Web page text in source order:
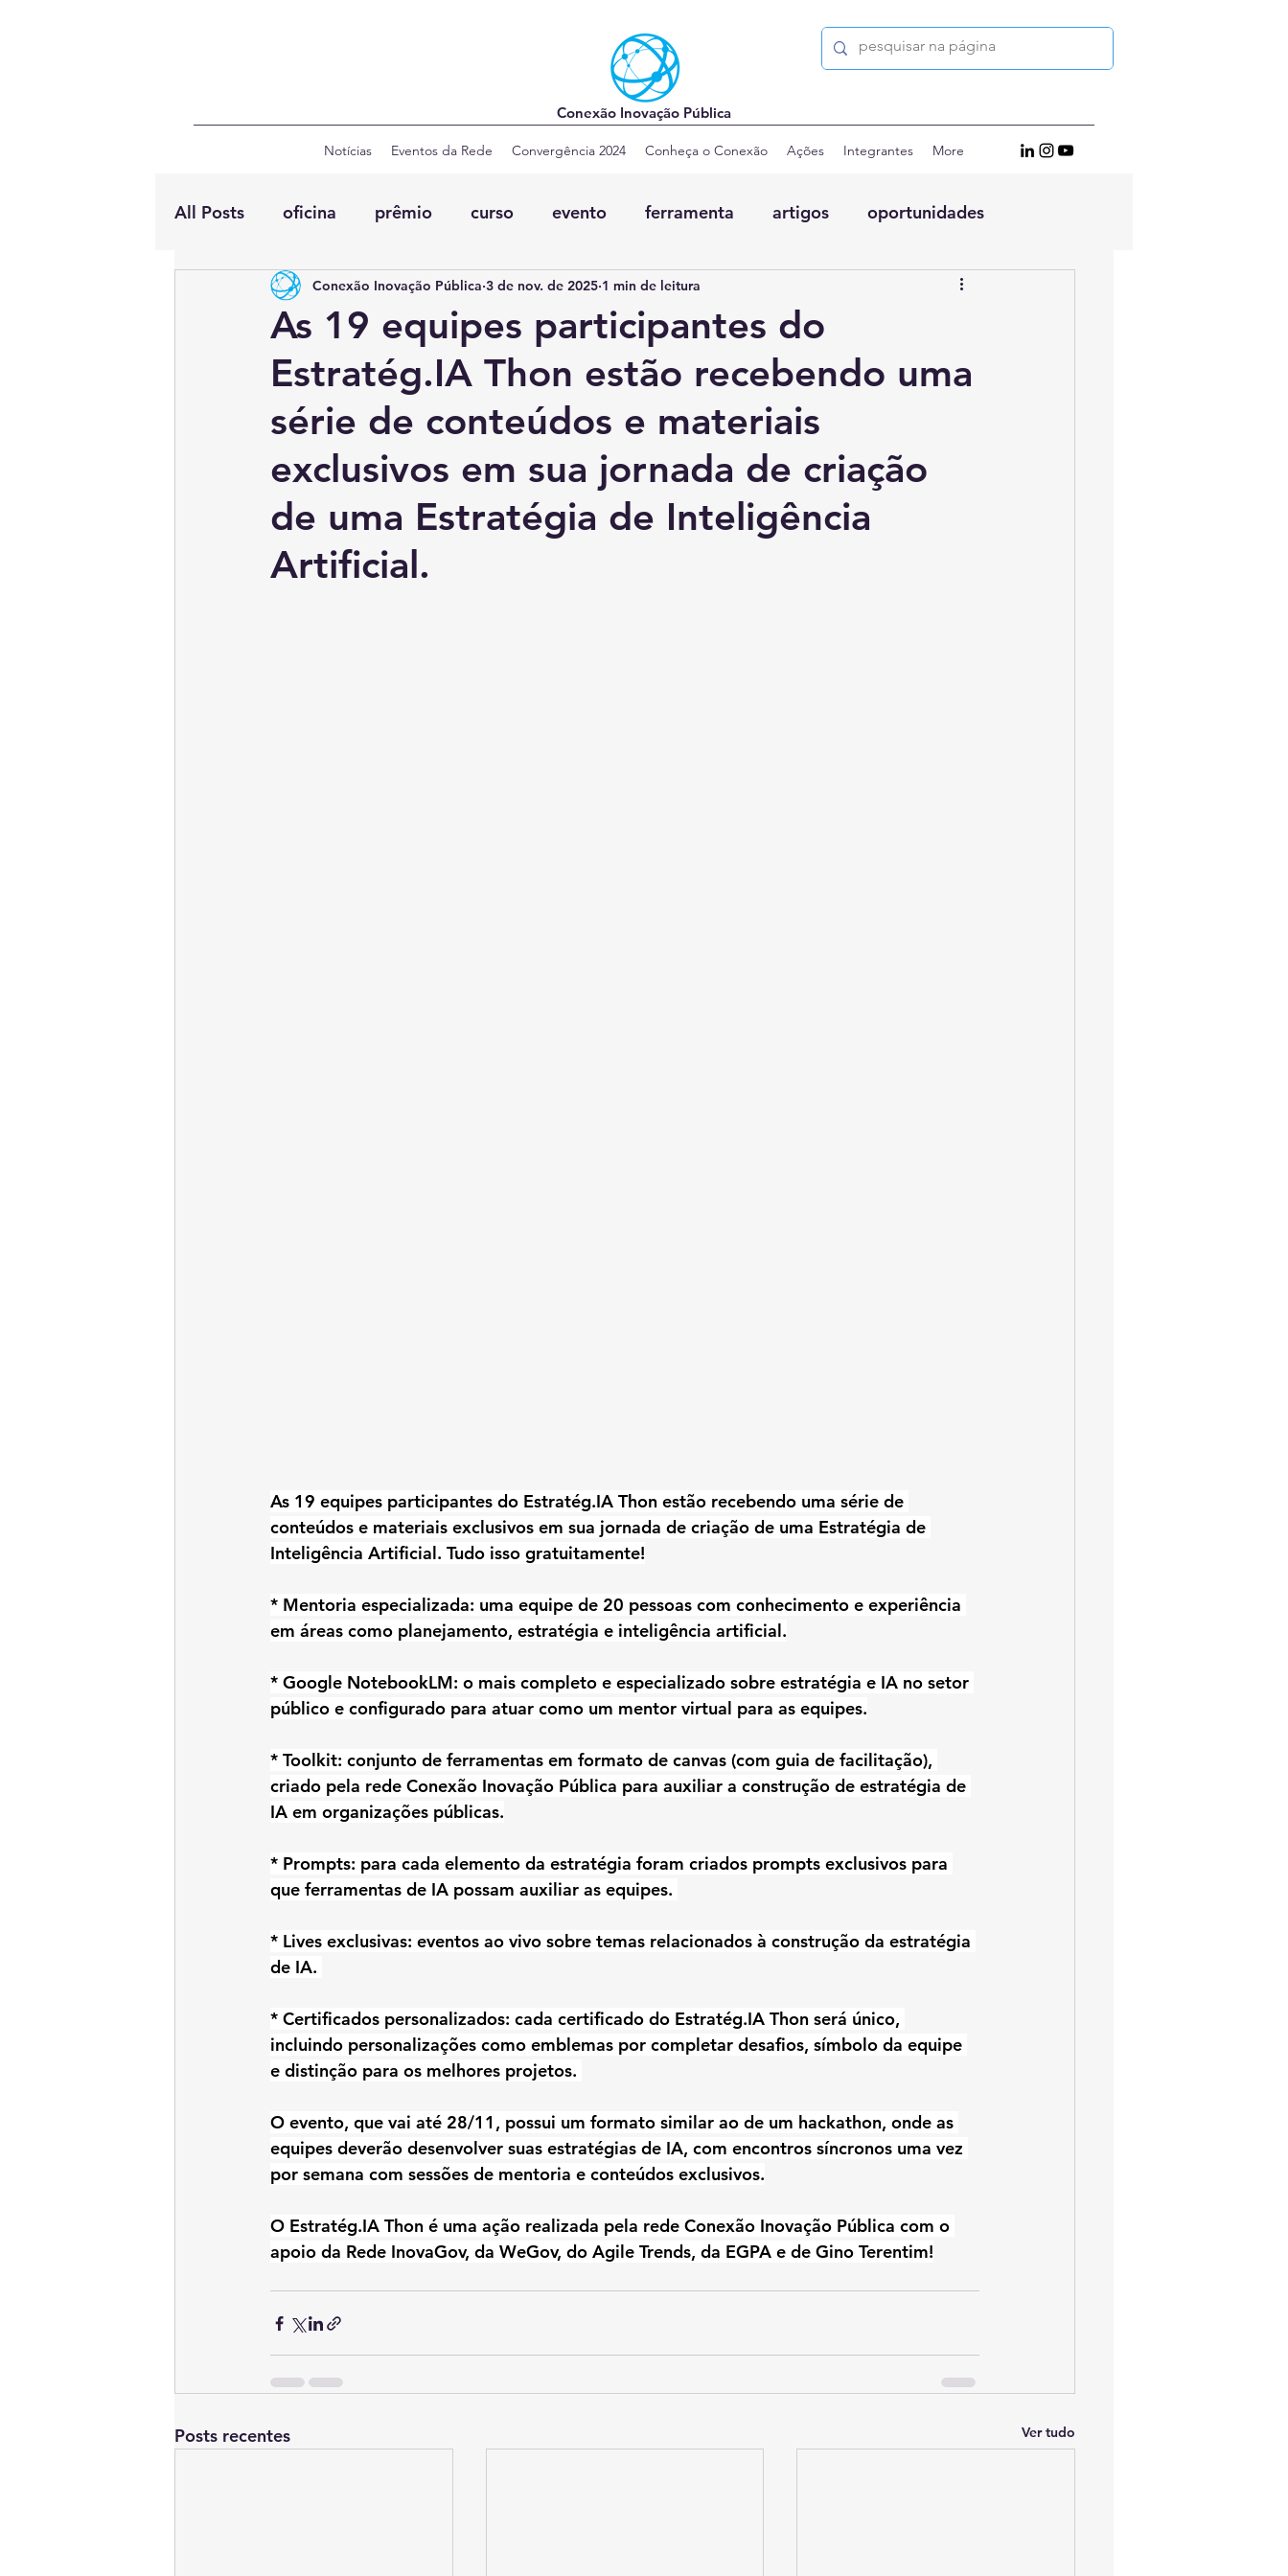
Conexão Inovação Pública
Notícias Eventos da Rede Convergência 2024 Conheça o Conexão Ações Integrantes More
All Posts oficina prêmio curso evento ferramenta artigos oportunidades
As 19 equipes participantes do
Estratég.IA Thon estão recebendo uma
série de conteúdos e materiais
exclusivos em sua jornada de criação
de uma Estratégia de Inteligência
Artificial.
Conexão Inovação Pública 3 de nov. de 2025 1 min de leitura
As 19 equipes participantes do Estratég.IA Thon estão recebendo uma série de
conteúdos e materiais exclusivos em sua jornada de criação de uma Estratégia de
Inteligência Artificial. Tudo isso gratuitamente!
* Mentoria especializada: uma equipe de 20 pessoas com conhecimento e experiência
em áreas como planejamento, estratégia e inteligência artificial.
* Google NotebookLM: o mais completo e especializado sobre estratégia e IA no setor
público e configurado para atuar como um mentor virtual para as equipes.
* Toolkit: conjunto de ferramentas em formato de canvas (com guia de facilitação),
criado pela rede Conexão Inovação Pública para auxiliar a construção de estratégia de
IA em organizações públicas.
* Prompts: para cada elemento da estratégia foram criados prompts exclusivos para
que ferramentas de IA possam auxiliar as equipes.
* Lives exclusivas: eventos ao vivo sobre temas relacionados à construção da estratégia
de IA.
* Certificados personalizados: cada certificado do Estratég.IA Thon será único,
incluindo personalizações como emblemas por completar desafios, símbolo da equipe
e distinção para os melhores projetos.
O evento, que vai até 28/11, possui um formato similar ao de um hackathon, onde as
equipes deverão desenvolver suas estratégias de IA, com encontros síncronos uma vez
por semana com sessões de mentoria e conteúdos exclusivos.
O Estratég.IA Thon é uma ação realizada pela rede Conexão Inovação Pública com o
apoio da Rede InovaGov, da WeGov, do Agile Trends, da EGPA e de Gino Terentim!
Posts recentes Ver tudo